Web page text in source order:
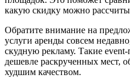
какую скидку можно
Обратите внимание на
услуги аренды совсем
скудную рекламу. Такие
дешевле раскрученных мест,
худшим качеством.